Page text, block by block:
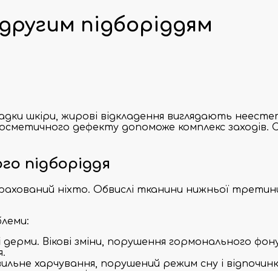
підборіддям
шкіри, жирові відкладення виглядають
дефекту допоможе комплекс
підборіддя
ніхто. Обвислі тканини нижньої
Вікові зміни, порушення гормонального
харчування, порушений режим сну і відпочинку.